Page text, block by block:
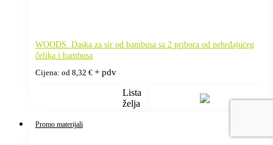
WOODS. Daska za sir od bambusa sa 2 pribora od nehrđajućeg
čelika i bambusa
Cijena: od 8,32 € + pdv
Lista
želja
Promo materijali